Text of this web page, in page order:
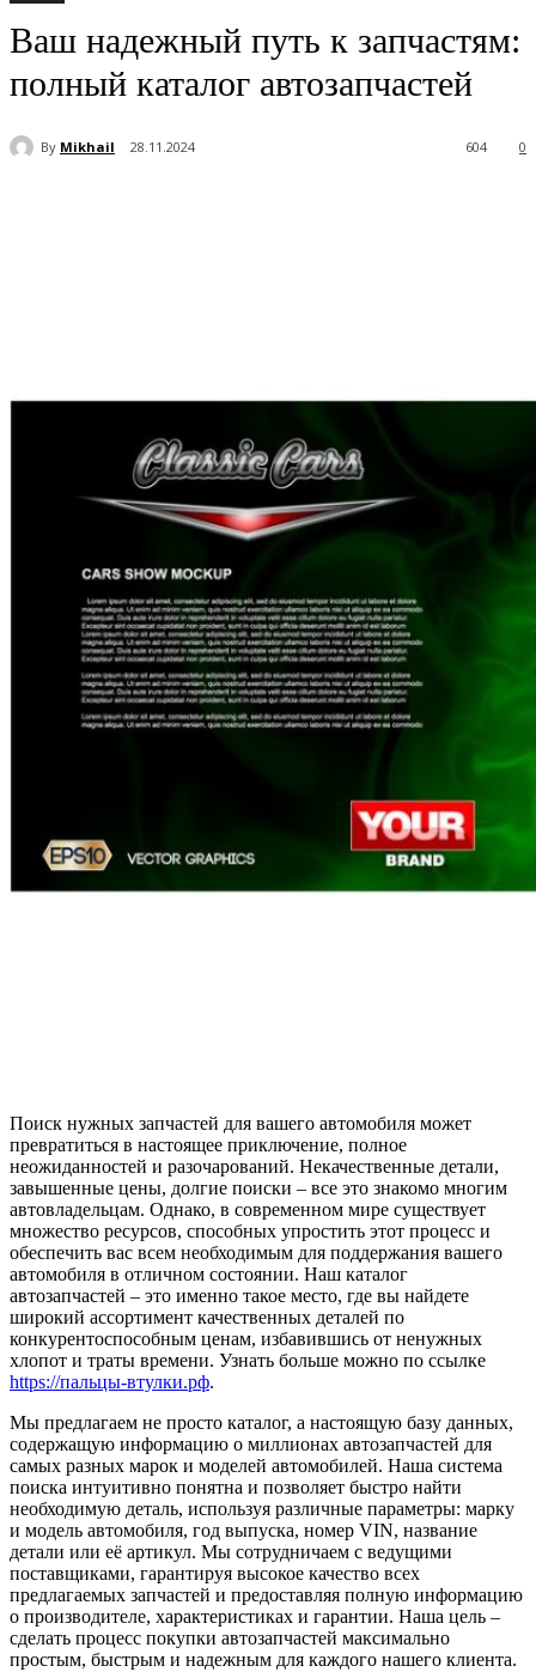
Ваш надежный путь к запчастям:
полный каталог автозапчастей
By Mikhail 28.11.2024 0
604
Поиск нужных запчастей для вашего автомобиля может
превратиться в настоящее приключение, полное
неожиданностей и разочарований. Некачественные детали,
завышенные цены, долгие поиски – все это знакомо многим
автовладельцам. Однако, в современном мире существует
множество ресурсов, способных упростить этот процесс и
обеспечить вас всем необходимым для поддержания вашего
автомобиля в отличном состоянии. Наш каталог
автозапчастей – это именно такое место, где вы найдете
широкий ассортимент качественных деталей по
конкурентоспособным ценам, избавившись от ненужных
хлопот и траты времени. Узнать больше можно по ссылке
https://пальцы-втулки.рф.
Мы предлагаем не просто каталог, а настоящую базу данных,
содержащую информацию о миллионах автозапчастей для
самых разных марок и моделей автомобилей. Наша система
поиска интуитивно понятна и позволяет быстро найти
необходимую деталь, используя различные параметры: марку
и модель автомобиля, год выпуска, номер VIN, название
детали или её артикул. Мы сотрудничаем с ведущими
поставщиками, гарантируя высокое качество всех
предлагаемых запчастей и предоставляя полную информацию
о производителе, характеристиках и гарантии. Наша цель –
сделать процесс покупки автозапчастей максимально
простым, быстрым и надежным для каждого нашего клиента.